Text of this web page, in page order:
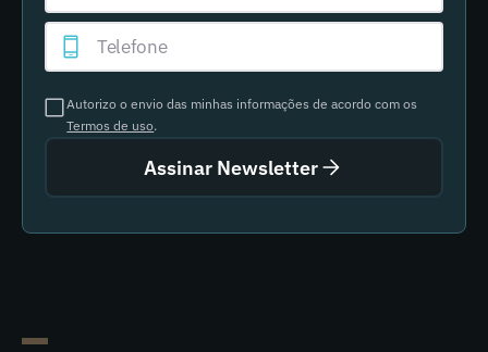
Autorizo o envio das minhas informações de acordo com os
Termos de uso.
Assinar Newsletter